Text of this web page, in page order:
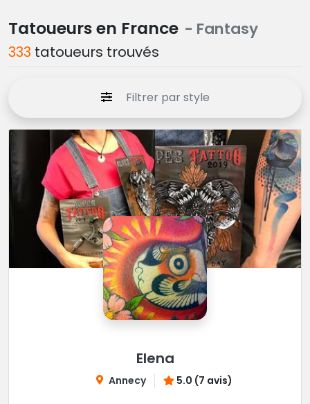
Tatoueurs en France - Fantasy
333 tatoueurs trouvés
Filtrer par style
Elena
Annecy 5.0 (7 avis)